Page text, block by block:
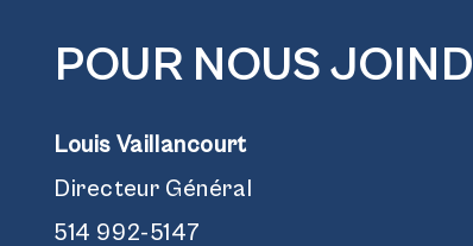
POUR NOUS
Louis Vaillancourt
Directeur Général
514 992-5147